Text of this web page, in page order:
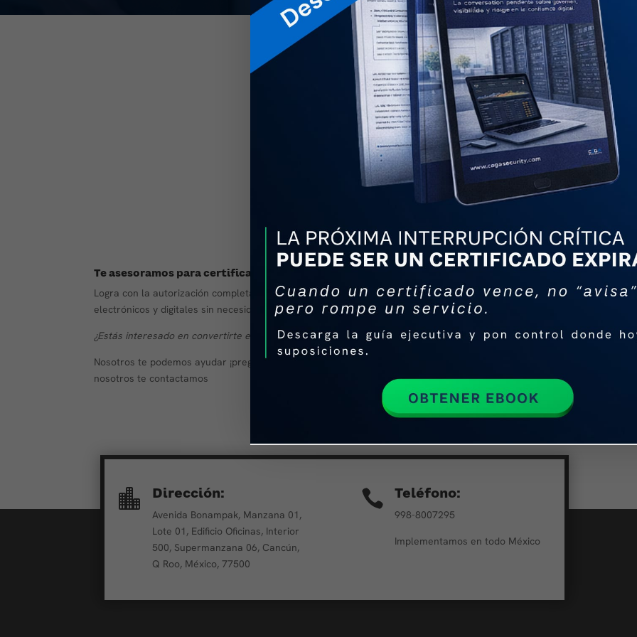
Te asesoramos para certificarte como PAC
Logra con la autorización completa del SAT generar y procesar comprobantes fiscales por medios
electrónicos y digitales sin necesidad de encontrarse en el domicilio fiscal.
¿Estás interesado en convertirte en un Proveedor Autorizado de Certificación (PAC)?
Nosotros te podemos ayudar ¡pregúntanos! , solamente debes llenar el formulario con tu información y
nosotros te contactamos
 Dirección:
Avenida Bonampak, Manzana 01,
Lote 01, Edificio Oficinas, Interior
500, Supermanzana 06, Cancún,
Q Roo, México, 77500
 Teléfono:
998-8007295
Implementamos en todo México